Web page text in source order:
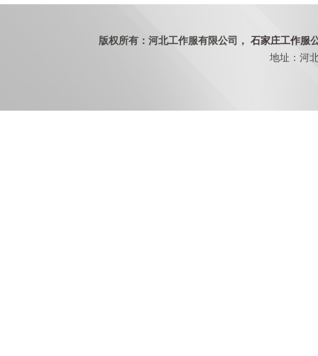
版权所有：河北工作服有限公司， 石家庄工作服
地址：河